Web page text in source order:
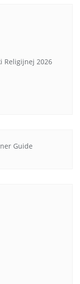
Religijnej 2026
Guide